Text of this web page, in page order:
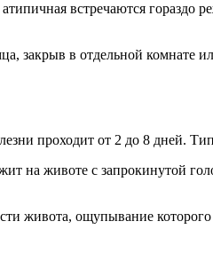
встречаются
закрыв в отдельной комнате
проходит от 2 до 8 дней.
на животе с запрокинутой
живота, ощупывание